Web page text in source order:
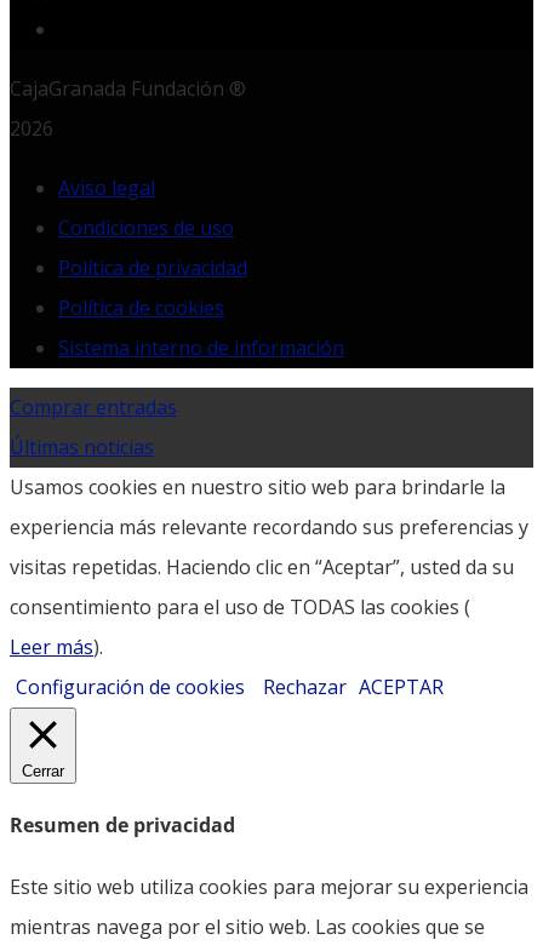
CajaGranada Fundación ®
2026
Aviso legal
Condiciones de uso
Política de privacidad
Política de cookies
Sistema interno de información
Comprar entradas
Últimas noticias
Usamos cookies en nuestro sitio web para brindarle la
experiencia más relevante recordando sus preferencias y
visitas repetidas. Haciendo clic en “Aceptar”, usted da su
consentimiento para el uso de TODAS las cookies (
Leer más).
Configuración de cookies
Rechazar ACEPTAR
Cerrar
Resumen de privacidad
Este sitio web utiliza cookies para mejorar su experiencia
mientras navega por el sitio web. Las cookies que se